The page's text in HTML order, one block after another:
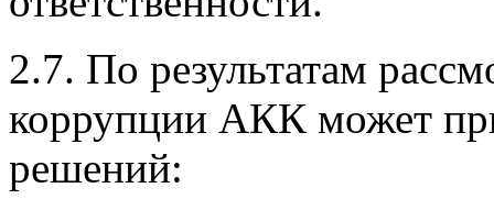
2.7. По результатам
коррупции АКК может
решений: